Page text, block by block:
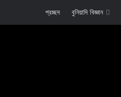
প্রচ্ছদ বুনিয়াদি বিজ্ঞান